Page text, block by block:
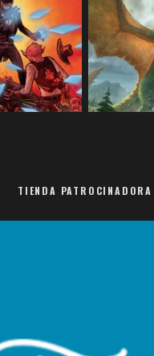
TIENDA PATROCINADORA